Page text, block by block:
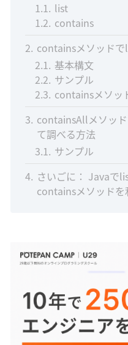
1.1 list
1.2 contains
2 containsメソッド
2.1 基本構文
2.2 サンプル
2.3 containsメソッ
3 containsAllメソッ
て調べる方法
3.1 サンプル
4 さいごに： Javaで
containsメソッドを